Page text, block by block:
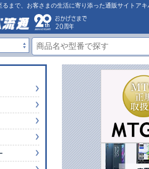
まで、お客さまの生活に寄り添った通販サイトアキ